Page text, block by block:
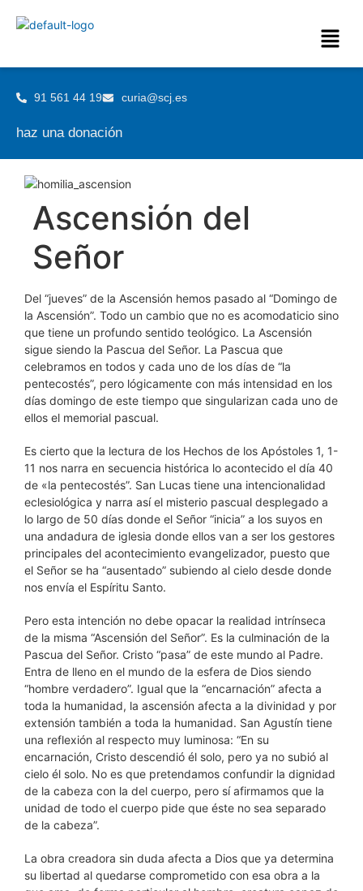
91 561 44 19 curia@scj.es
haz una donación
Ascensión del
Señor
Del “jueves” de la Ascensión hemos pasado al “Domingo de
la Ascensión”. Todo un cambio que no es acomodaticio sino
que tiene un profundo sentido teológico. La Ascensión
sigue siendo la Pascua del Señor. La Pascua que
celebramos en todos y cada uno de los días de “la
pentecostés”, pero lógicamente con más intensidad en los
días domingo de este tiempo que singularizan cada uno de
ellos el memorial pascual.
Es cierto que la lectura de los Hechos de los Apóstoles 1, 1-
11 nos narra en secuencia histórica lo acontecido el día 40
de «la pentecostés”. San Lucas tiene una intencionalidad
eclesiológica y narra así el misterio pascual desplegado a
lo largo de 50 días donde el Señor “inicia” a los suyos en
una andadura de iglesia donde ellos van a ser los gestores
principales del acontecimiento evangelizador, puesto que
el Señor se ha “ausentado” subiendo al cielo desde donde
nos envía el Espíritu Santo.
Pero esta intención no debe opacar la realidad intrínseca
de la misma “Ascensión del Señor”. Es la culminación de la
Pascua del Señor. Cristo “pasa” de este mundo al Padre.
Entra de lleno en el mundo de la esfera de Dios siendo
“hombre verdadero”. Igual que la “encarnación” afecta a
toda la humanidad, la ascensión afecta a la divinidad y por
extensión también a toda la humanidad. San Agustín tiene
una reflexión al respecto muy luminosa: “En su
encarnación, Cristo descendió él solo, pero ya no subió al
cielo él solo. No es que pretendamos confundir la dignidad
de la cabeza con la del cuerpo, pero sí afirmamos que la
unidad de todo el cuerpo pide que éste no sea separado
de la cabeza”.
La obra creadora sin duda afecta a Dios que ya determina
su libertad al quedarse comprometido con esa obra a la